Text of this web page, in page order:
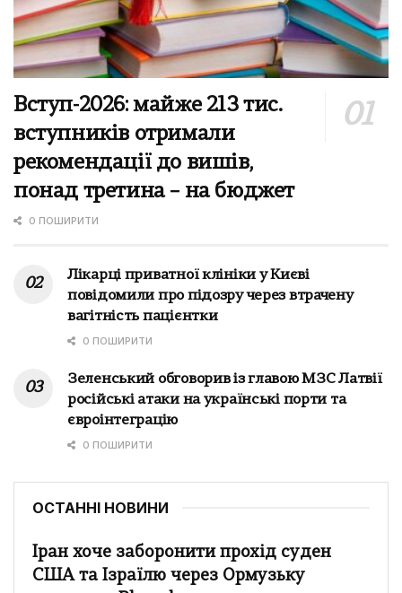
Вступ-2026: майже 213 тис.
вступників отримали
рекомендації до вишів,
понад третина – на бюджет
0 ПОШИРИТИ
Лікарці приватної клініки у Києві
повідомили про підозру через втрачену
вагітність пацієнтки
0 ПОШИРИТИ
Зеленський обговорив із главою МЗС Латвії
російські атаки на українські порти та
євроінтеграцію
0 ПОШИРИТИ
ОСТАННІ НОВИНИ
Іран хоче заборонити прохід суден
США та Ізраїлю через Ормузьку